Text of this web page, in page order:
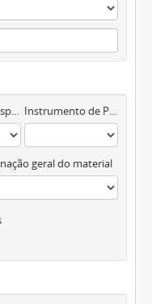
Objeto digital disponível Instrumento de Pesquisa
geral do material